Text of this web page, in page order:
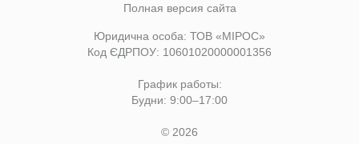
Полная версия сайта
Юридична особа: ТОВ «МІРОС»
Код ЄДРПОУ: 10601020000001356
График работы:
Будни: 9:00–17:00
© 2026